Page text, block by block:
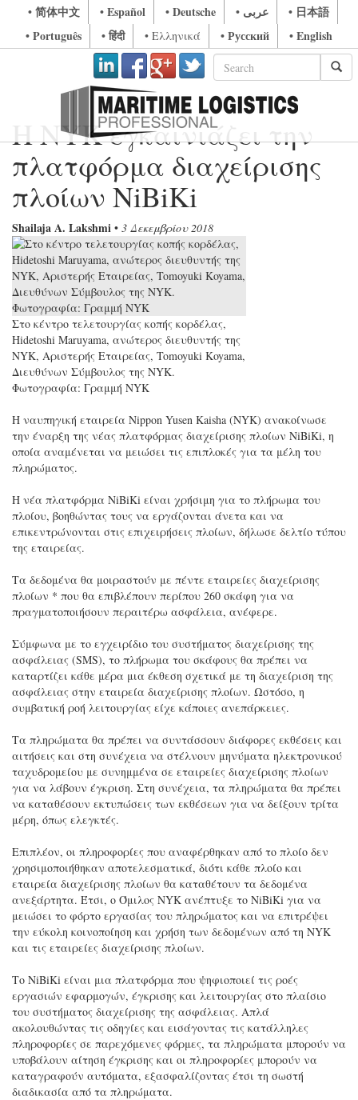
• 简体中文 • Español • Deutsche • عربى
• 日本語
• Português
• हिंदी • Ελληνικά • Русский • English
Η NYK εγκαινιάζει την
πλατφόρμα διαχείρισης
πλοίων NiBiKi
Shailaja A. Lakshmi • 3 Δεκεμβρίου 2018
Στο κέντρο τελετουργίας κοπής κορδέλας,
Hidetoshi Maruyama, ανώτερος διευθυντής της
NYK, Αριστερής Εταιρείας, Tomoyuki Koyama,
Διευθύνων Σύμβουλος της NYK.
Φωτογραφία: Γραμμή NYK
Η ναυπηγική εταιρεία Nippon Yusen Kaisha (NYK) ανακοίνωσε
την έναρξη της νέας πλατφόρμας διαχείρισης πλοίων NiBiKi, η
οποία αναμένεται να μειώσει τις επιπλοκές για τα μέλη του
πληρώματος.
Η νέα πλατφόρμα NiBiKi είναι χρήσιμη για το πλήρωμα του
πλοίου, βοηθώντας τους να εργάζονται άνετα και να
επικεντρώνονται στις επιχειρήσεις πλοίων, δήλωσε δελτίο τύπου
της εταιρείας.
Τα δεδομένα θα μοιραστούν με πέντε εταιρείες διαχείρισης
πλοίων * που θα επιβλέπουν περίπου 260 σκάφη για να
πραγματοποιήσουν περαιτέρω ασφάλεια, ανέφερε.
Σύμφωνα με το εγχειρίδιο του συστήματος διαχείρισης της
ασφάλειας (SMS), το πλήρωμα του σκάφους θα πρέπει να
καταρτίζει κάθε μέρα μια έκθεση σχετικά με τη διαχείριση της
ασφάλειας στην εταιρεία διαχείρισης πλοίων. Ωστόσο, η
συμβατική ροή λειτουργίας είχε κάποιες ανεπάρκειες.
Τα πληρώματα θα πρέπει να συντάσσουν διάφορες εκθέσεις και
αιτήσεις και στη συνέχεια να στέλνουν μηνύματα ηλεκτρονικού
ταχυδρομείου με συνημμένα σε εταιρείες διαχείρισης πλοίων
για να λάβουν έγκριση. Στη συνέχεια, τα πληρώματα θα πρέπει
να καταθέσουν εκτυπώσεις των εκθέσεων για να δείξουν τρίτα
μέρη, όπως ελεγκτές.
Επιπλέον, οι πληροφορίες που αναφέρθηκαν από το πλοίο δεν
χρησιμοποιήθηκαν αποτελεσματικά, διότι κάθε πλοίο και
εταιρεία διαχείρισης πλοίων θα καταθέτουν τα δεδομένα
ανεξάρτητα. Έτσι, ο Όμιλος NYK ανέπτυξε το NiBiKi για να
μειώσει το φόρτο εργασίας του πληρώματος και να επιτρέψει
την εύκολη κοινοποίηση και χρήση των δεδομένων από τη NYK
και τις εταιρείες διαχείρισης πλοίων.
Το NiBiKi είναι μια πλατφόρμα που ψηφιοποιεί τις ροές
εργασιών εφαρμογών, έγκρισης και λειτουργίας στο πλαίσιο
του συστήματος διαχείρισης της ασφάλειας. Απλά
ακολουθώντας τις οδηγίες και εισάγοντας τις κατάλληλες
πληροφορίες σε παρεχόμενες φόρμες, τα πληρώματα μπορούν να
υποβάλουν αίτηση έγκρισης και οι πληροφορίες μπορούν να
καταγραφούν αυτόματα, εξασφαλίζοντας έτσι τη σωστή
διαδικασία από τα πληρώματα.